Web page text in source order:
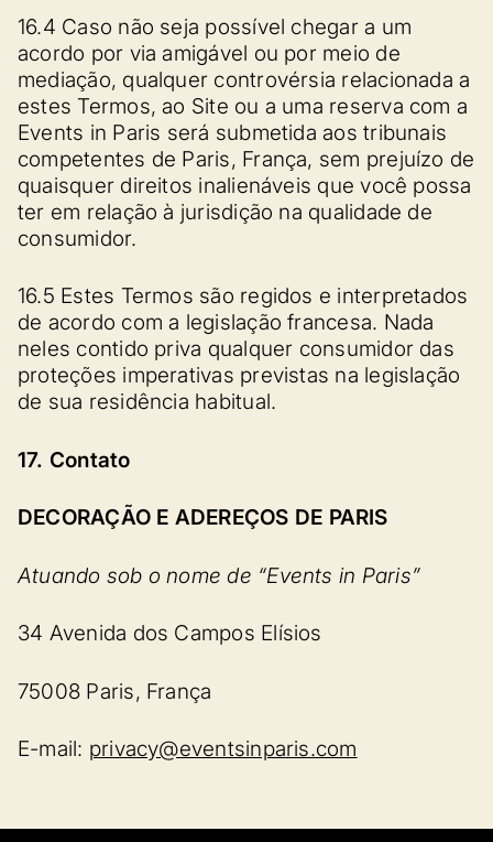
16.4 Caso não seja possível chegar a um
acordo por via amigável ou por meio de
mediação, qualquer controvérsia relacionada a
estes Termos, ao Site ou a uma reserva com a
Events in Paris será submetida aos tribunais
competentes de Paris, França, sem prejuízo de
quaisquer direitos inalienáveis que você possa
ter em relação à jurisdição na qualidade de
consumidor.
16.5 Estes Termos são regidos e interpretados
de acordo com a legislação francesa. Nada
neles contido priva qualquer consumidor das
proteções imperativas previstas na legislação
de sua residência habitual.
17. Contato
DECORAÇÃO E ADEREÇOS DE PARIS
Atuando sob o nome de “Events in Paris”
34 Avenida dos Campos Elísios
75008 Paris, França
E-mail: privacy@eventsinparis.com